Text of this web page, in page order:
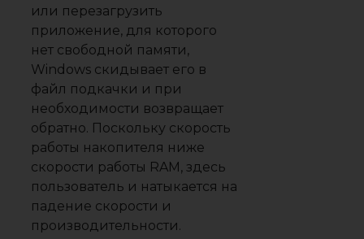
или перезагрузить
приложение, для которого
нет свободной памяти,
Windows скидывает его в
файл подкачки и при
необходимости возвращает
обратно. Поскольку скорость
работы накопителя ниже
скорости работы RAM, здесь
пользователь и натыкается на
падение скорости и
производительности.